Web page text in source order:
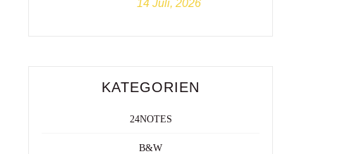
14 Juli, 2026
KATEGORIEN
24NOTES
B&W